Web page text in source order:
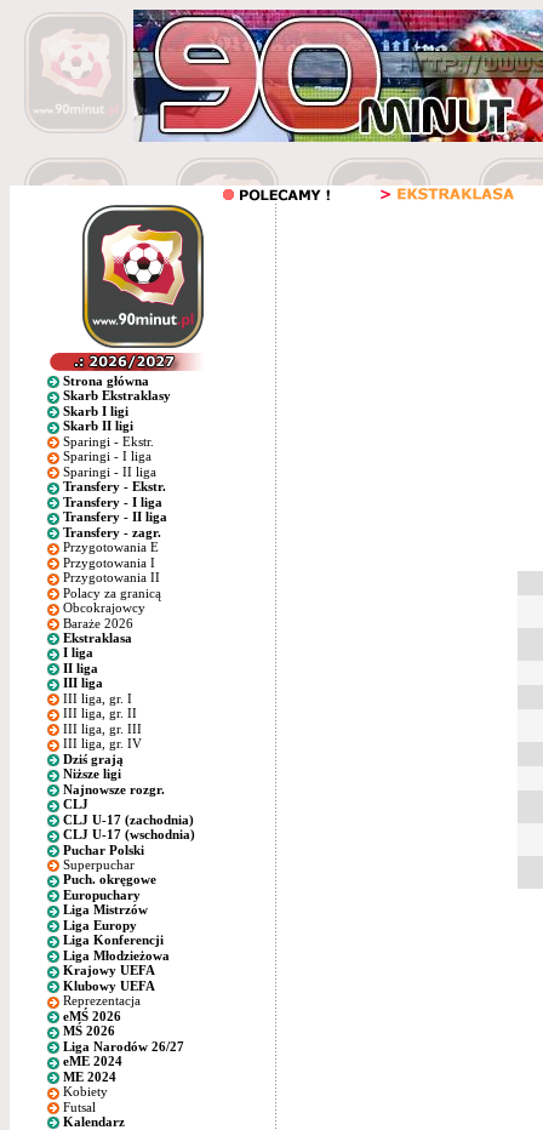
Strona główna
Skarb Ekstraklasy
Skarb I ligi
Skarb II ligi
Sparingi - Ekstr.
Sparingi - I liga
Sparingi - II liga
Transfery - Ekstr.
Transfery - I liga
Transfery - II liga
Transfery - zagr.
Przygotowania E
Przygotowania I
Przygotowania II
Polacy za granicą
Obcokrajowcy
Baraże 2026
Ekstraklasa
I liga
II liga
III liga
III liga, gr. I
III liga, gr. II
III liga, gr. III
III liga, gr. IV
Dziś grają
Niższe ligi
Najnowsze rozgr.
CLJ
CLJ U-17 (zachodnia)
CLJ U-17 (wschodnia)
Puchar Polski
Superpuchar
Puch. okręgowe
Europuchary
Liga Mistrzów
Liga Europy
Liga Konferencji
Liga Młodzieżowa
Krajowy UEFA
Klubowy UEFA
Reprezentacja
eMŚ 2026
MŚ 2026
Liga Narodów 26/27
eME 2024
ME 2024
Kobiety
Futsal
Kalendarz